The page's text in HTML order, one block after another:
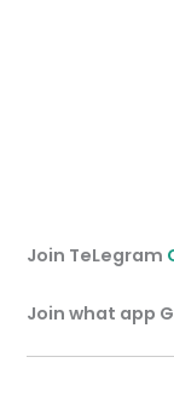
Join TeLegram
Join what app